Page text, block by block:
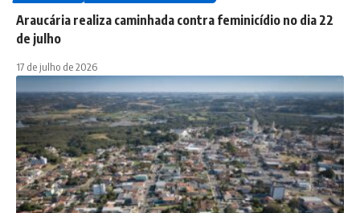
Araucária realiza caminhada contra feminicídio no dia 22
de julho
17 de julho de 2026